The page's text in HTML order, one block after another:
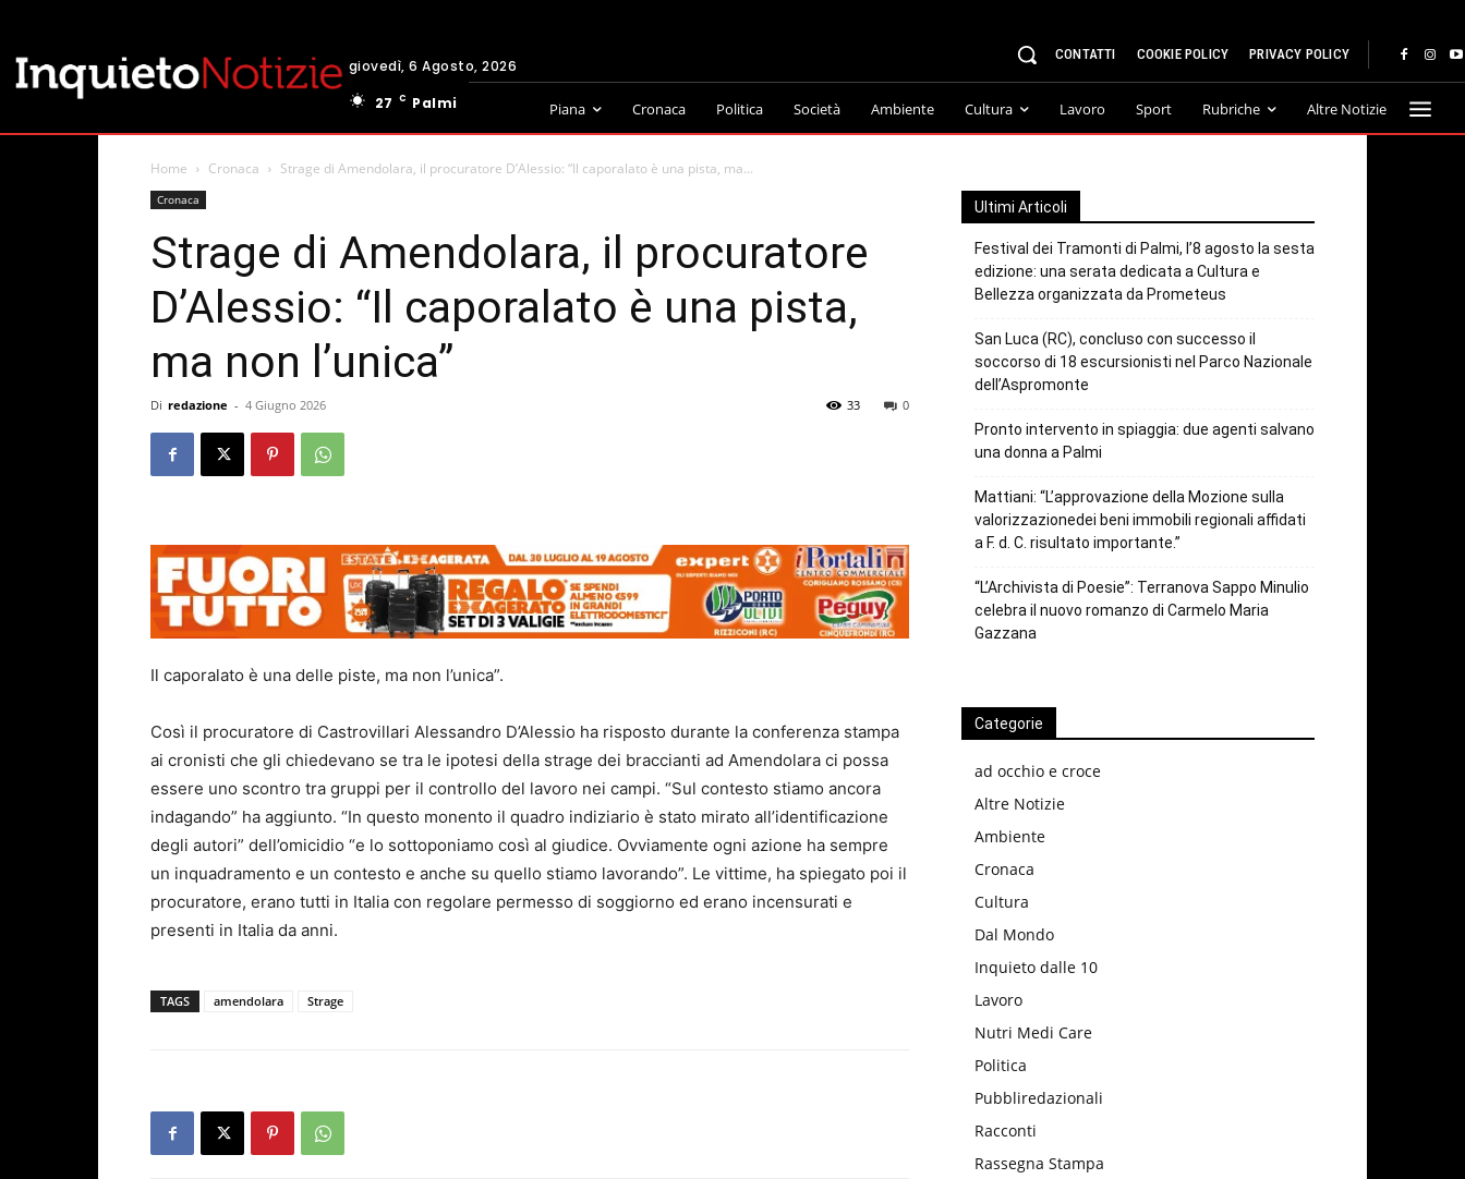
giovedì, 6 Agosto, 2026
27
C Palmi
CONTATTI COOKIE POLICY PRIVACY POLICY
Piana Cronaca Politica Società Ambiente Cultura Lavoro Sport Rubriche Altre Notizie
Home Cronaca Strage di Amendolara, il procuratore D’Alessio: “Il caporalato è una pista, ma...
Cronaca
Strage di Amendolara, il procuratore
D’Alessio: “Il caporalato è una pista,
ma non l’unica”
Di redazione - 4 Giugno 2026 0
33
Il caporalato è una delle piste, ma non l’unica”.
Così il procuratore di Castrovillari Alessandro D’Alessio ha risposto durante la conferenza stampa
ai cronisti che gli chiedevano se tra le ipotesi della strage dei braccianti ad Amendolara ci possa
essere uno scontro tra gruppi per il controllo del lavoro nei campi. “Sul contesto stiamo ancora
indagando” ha aggiunto. “In questo monento il quadro indiziario è stato mirato all’identificazione
degli autori” dell’omicidio “e lo sottoponiamo così al giudice. Ovviamente ogni azione ha sempre
un inquadramento e un contesto e anche su quello stiamo lavorando”. Le vittime, ha spiegato poi il
procuratore, erano tutti in Italia con regolare permesso di soggiorno ed erano incensurati e
presenti in Italia da anni.
TAGS amendolara Strage
Ultimi Articoli
Festival dei Tramonti di Palmi, l’8 agosto la sesta
edizione: una serata dedicata a Cultura e
Bellezza organizzata da Prometeus
San Luca (RC), concluso con successo il
soccorso di 18 escursionisti nel Parco Nazionale
dell’Aspromonte
Pronto intervento in spiaggia: due agenti salvano
una donna a Palmi
Mattiani: “L’approvazione della Mozione sulla
valorizzazionedei beni immobili regionali affidati
a F. d. C. risultato importante.”
“L’Archivista di Poesie”: Terranova Sappo Minulio
celebra il nuovo romanzo di Carmelo Maria
Gazzana
Categorie
ad occhio e croce
Altre Notizie
Ambiente
Cronaca
Cultura
Dal Mondo
Inquieto dalle 10
Lavoro
Nutri Medi Care
Politica
Pubbliredazionali
Racconti
Rassegna Stampa